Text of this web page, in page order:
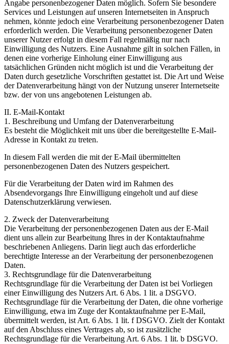
Angabe personenbezogener Daten möglich. Sofern Sie besondere
Services und Leistungen auf unseren Internetseiten in Anspruch
nehmen, könnte jedoch eine Verarbeitung personenbezogener Daten
erforderlich werden. Die Verarbeitung personenbezogener Daten
unserer Nutzer erfolgt in diesem Fall regelmäßig nur nach
Einwilligung des Nutzers. Eine Ausnahme gilt in solchen Fällen, in
denen eine vorherige Einholung einer Einwilligung aus
tatsächlichen Gründen nicht möglich ist und die Verarbeitung der
Daten durch gesetzliche Vorschriften gestattet ist. Die Art und Weise
der Datenverarbeitung hängt von der Nutzung unserer Internetseite
bzw. der von uns angebotenen Leistungen ab.
II. E-Mail-Kontakt
1. Beschreibung und Umfang der Datenverarbeitung
Es besteht die Möglichkeit mit uns über die bereitgestellte E-Mail-
Adresse in Kontakt zu treten.
In diesem Fall werden die mit der E-Mail übermittelten
personenbezogenen Daten des Nutzers gespeichert.
Für die Verarbeitung der Daten wird im Rahmen des
Absendevorgangs Ihre Einwilligung eingeholt und auf diese
Datenschutzerklärung verwiesen.
2. Zweck der Datenverarbeitung
Die Verarbeitung der personenbezogenen Daten aus der E-Mail
dient uns allein zur Bearbeitung Ihres in der Kontaktaufnahme
beschriebenen Anliegens. Darin liegt auch das erforderliche
berechtigte Interesse an der Verarbeitung der personenbezogenen
Daten.
3. Rechtsgrundlage für die Datenverarbeitung
Rechtsgrundlage für die Verarbeitung der Daten ist bei Vorliegen
einer Einwilligung des Nutzers Art. 6 Abs. 1 lit. a DSGVO.
Rechtsgrundlage für die Verarbeitung der Daten, die ohne vorherige
Einwilligung, etwa im Zuge der Kontaktaufnahme per E-Mail,
übermittelt werden, ist Art. 6 Abs. 1 lit. f DSGVO. Zielt der Kontakt
auf den Abschluss eines Vertrages ab, so ist zusätzliche
Rechtsgrundlage für die Verarbeitung Art. 6 Abs. 1 lit. b DSGVO.